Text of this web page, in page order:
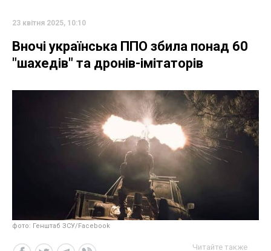
23 квітня 2025, 10:10
Вночі українська ППО збила понад 60
"шахедів" та дронів-імітаторів
фото: Генштаб ЗСУ/Facebook
Читайте также